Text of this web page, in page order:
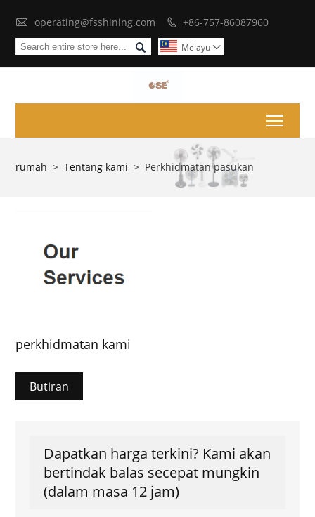
 operating@fsshining.com  +86-757-86087960
 Melayu 
rumah > Tentang kami > Perkhidmatan pasukan
perkhidmatan kami
Butiran
Dapatkan harga terkini? Kami akan
bertindak balas secepat mungkin
(dalam masa 12 jam)